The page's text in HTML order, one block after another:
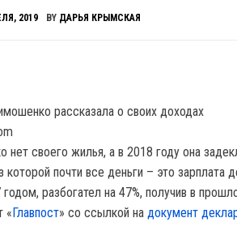
2019 BY ДАРЬЯ КРЫМСКАЯ
своего жилья, а в 2018 году она
которой почти все деньги – это зарплата
разбогател на 47%, получив в
«Главпост» со ссылкой на документ